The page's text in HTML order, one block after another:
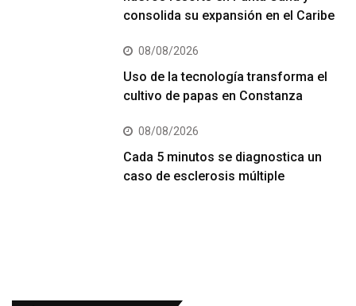
consolida su expansión en el Caribe
08/08/2026
Uso de la tecnología transforma el
cultivo de papas en Constanza
08/08/2026
Cada 5 minutos se diagnostica un
caso de esclerosis múltiple